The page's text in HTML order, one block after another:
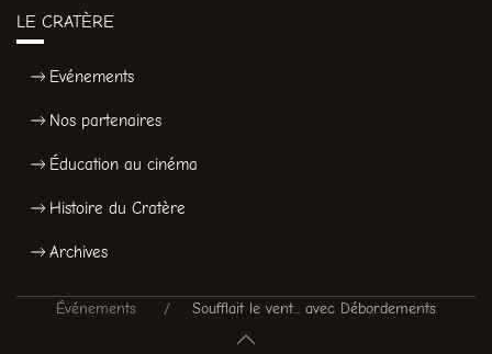
LE CRATÈRE
Evénements
Nos partenaires
Éducation au cinéma
Histoire du Cratère
Archives
Événements Soufflait le vent... avec Débordements